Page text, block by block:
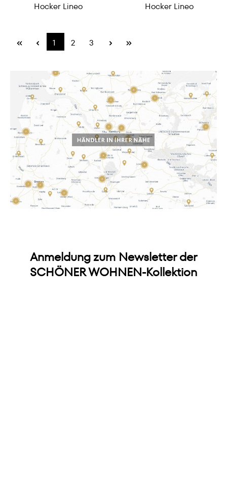
Hocker Lineo Hocker Lineo
1 2 3
Anmeldung zum Newsletter der
SCHÖNER WOHNEN-Kollektion